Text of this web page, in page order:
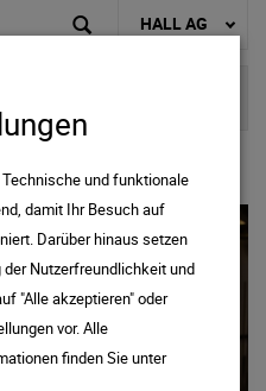
HALL AG
und funktionale
damit Ihr Besuch auf
Darüber hinaus setzen
Nutzerfreundlichkeit und
"Alle akzeptieren" oder
vor. Alle
finden Sie unter